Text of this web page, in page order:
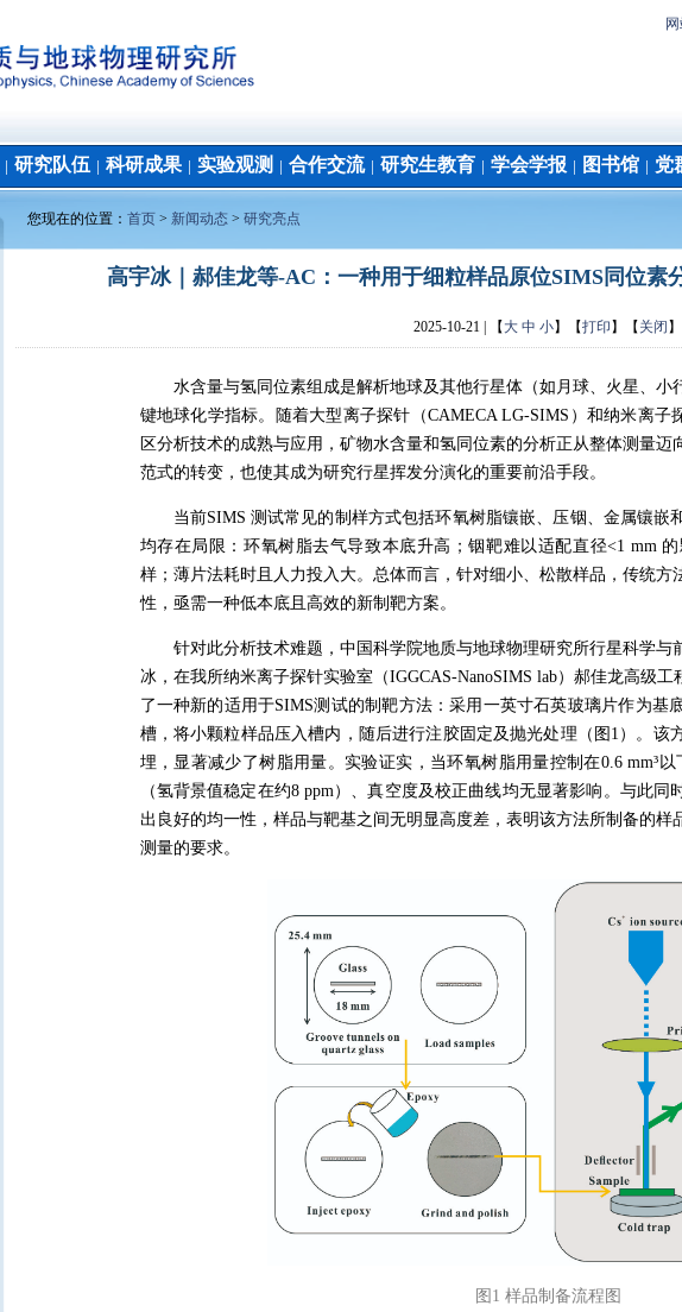
研究队伍 科研成果│ 实验观测 合作交流│ 研究生教育 学会学报 图书馆 党
您现在的位置： 首页 > 新闻动态 > 研究亮点
高宇冰｜郝佳龙等-AC：一种用于细粒样品原位SIMS同位素
2025-10-21 | 【 大 中 小】【打印 】【 关闭 】
水含量与氢同位素组成是解析地球及其他行星体（如月球、火星、小
键地球化学指标。随着大型离子探针（CAMECA LG-SIMS）和纳米离子
区分析技术的成熟与应用，矿物水含量和氢同位素的分析正从整体测量
范式的转变，也使其成为研究行星挥发分演化的重要前沿手段。
当前SIMS 测试常见的制样方式包括环氧树脂镶嵌、压铟、金属镶嵌
均存在局限：环氧树脂去气导致本底升高；铟靶难以适配直径<1 mm
样；薄片法耗时且人力投入大。总体而言，针对细小、松散样品，传统方
性，亟需一种低本底且高效的新制靶方案。
针对此分析技术难题，中国科学院地质与地球物理研究所行星科学与
冰，在我所纳米离子探针实验室（IGGCAS-NanoSIMS lab）郝佳龙高级
了一种新的适用于SIMS测试的制靶方法：采用一英寸石英玻璃片作为基
槽，将小颗粒样品压入槽内，随后进行注胶固定及抛光处理（图1）。该
埋，显著减少了树脂用量。实验证实，当环氧树脂用量控制在0.6 mm³
（氢背景值稳定在约8 ppm）、真空度及校正曲线均无显著影响。与此
出良好的均一性，样品与靶基之间无明显高度差，表明该方法所制备的样
测量的要求。
图1 样品制备流程图